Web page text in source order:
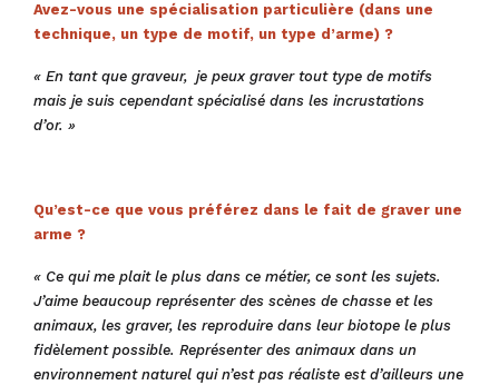
Avez-vous une spécialisation particulière (dans une
technique, un type de motif, un type d’arme) ?
« En tant que graveur, je peux graver tout type de motifs
mais je suis cependant spécialisé dans les incrustations
d’or. »
Qu’est-ce que vous préférez dans le fait de graver une
arme ?
« Ce qui me plait le plus dans ce métier, ce sont les sujets.
J’aime beaucoup représenter des scènes de chasse et les
animaux, les graver, les reproduire dans leur biotope le plus
fidèlement possible. Représenter des animaux dans un
environnement naturel qui n’est pas réaliste est d’ailleurs une